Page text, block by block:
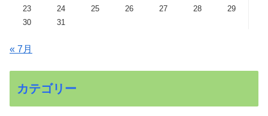
23
24 25 26 27 28
29
30
31
« 7月
カテゴリー